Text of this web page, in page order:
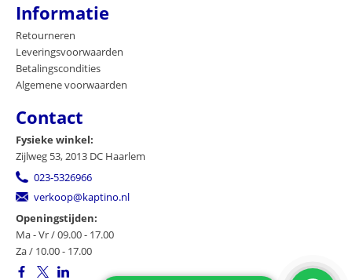
Informatie
Retourneren
Leveringsvoorwaarden
Betalingscondities
Algemene voorwaarden
Contact
Fysieke winkel:
Zijlweg 53, 2013 DC Haarlem
023-5326966
verkoop@kaptino.nl
Openingstijden:
Ma - Vr / 09.00 - 17.00
Za / 10.00 - 17.00